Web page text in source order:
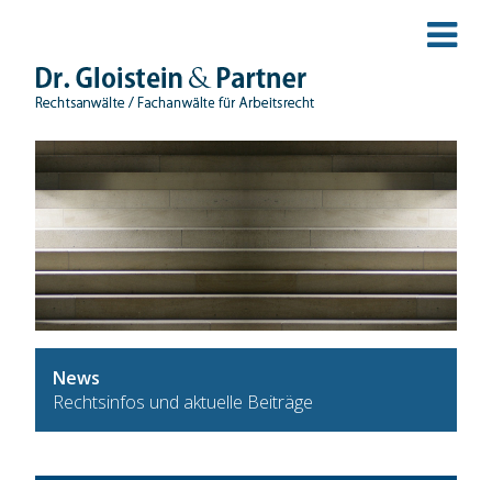
News
Rechtsinfos und aktuelle Beiträge